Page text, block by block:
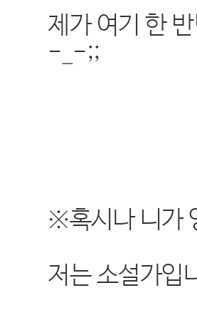
제가 여기 한
-_-;;
※혹시나 니가
저는 소설가입